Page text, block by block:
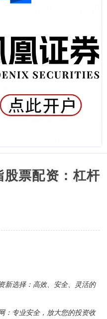
票配资：杠杆
新选择：高效、安全、灵活的
：专业安全，放大您的投资收